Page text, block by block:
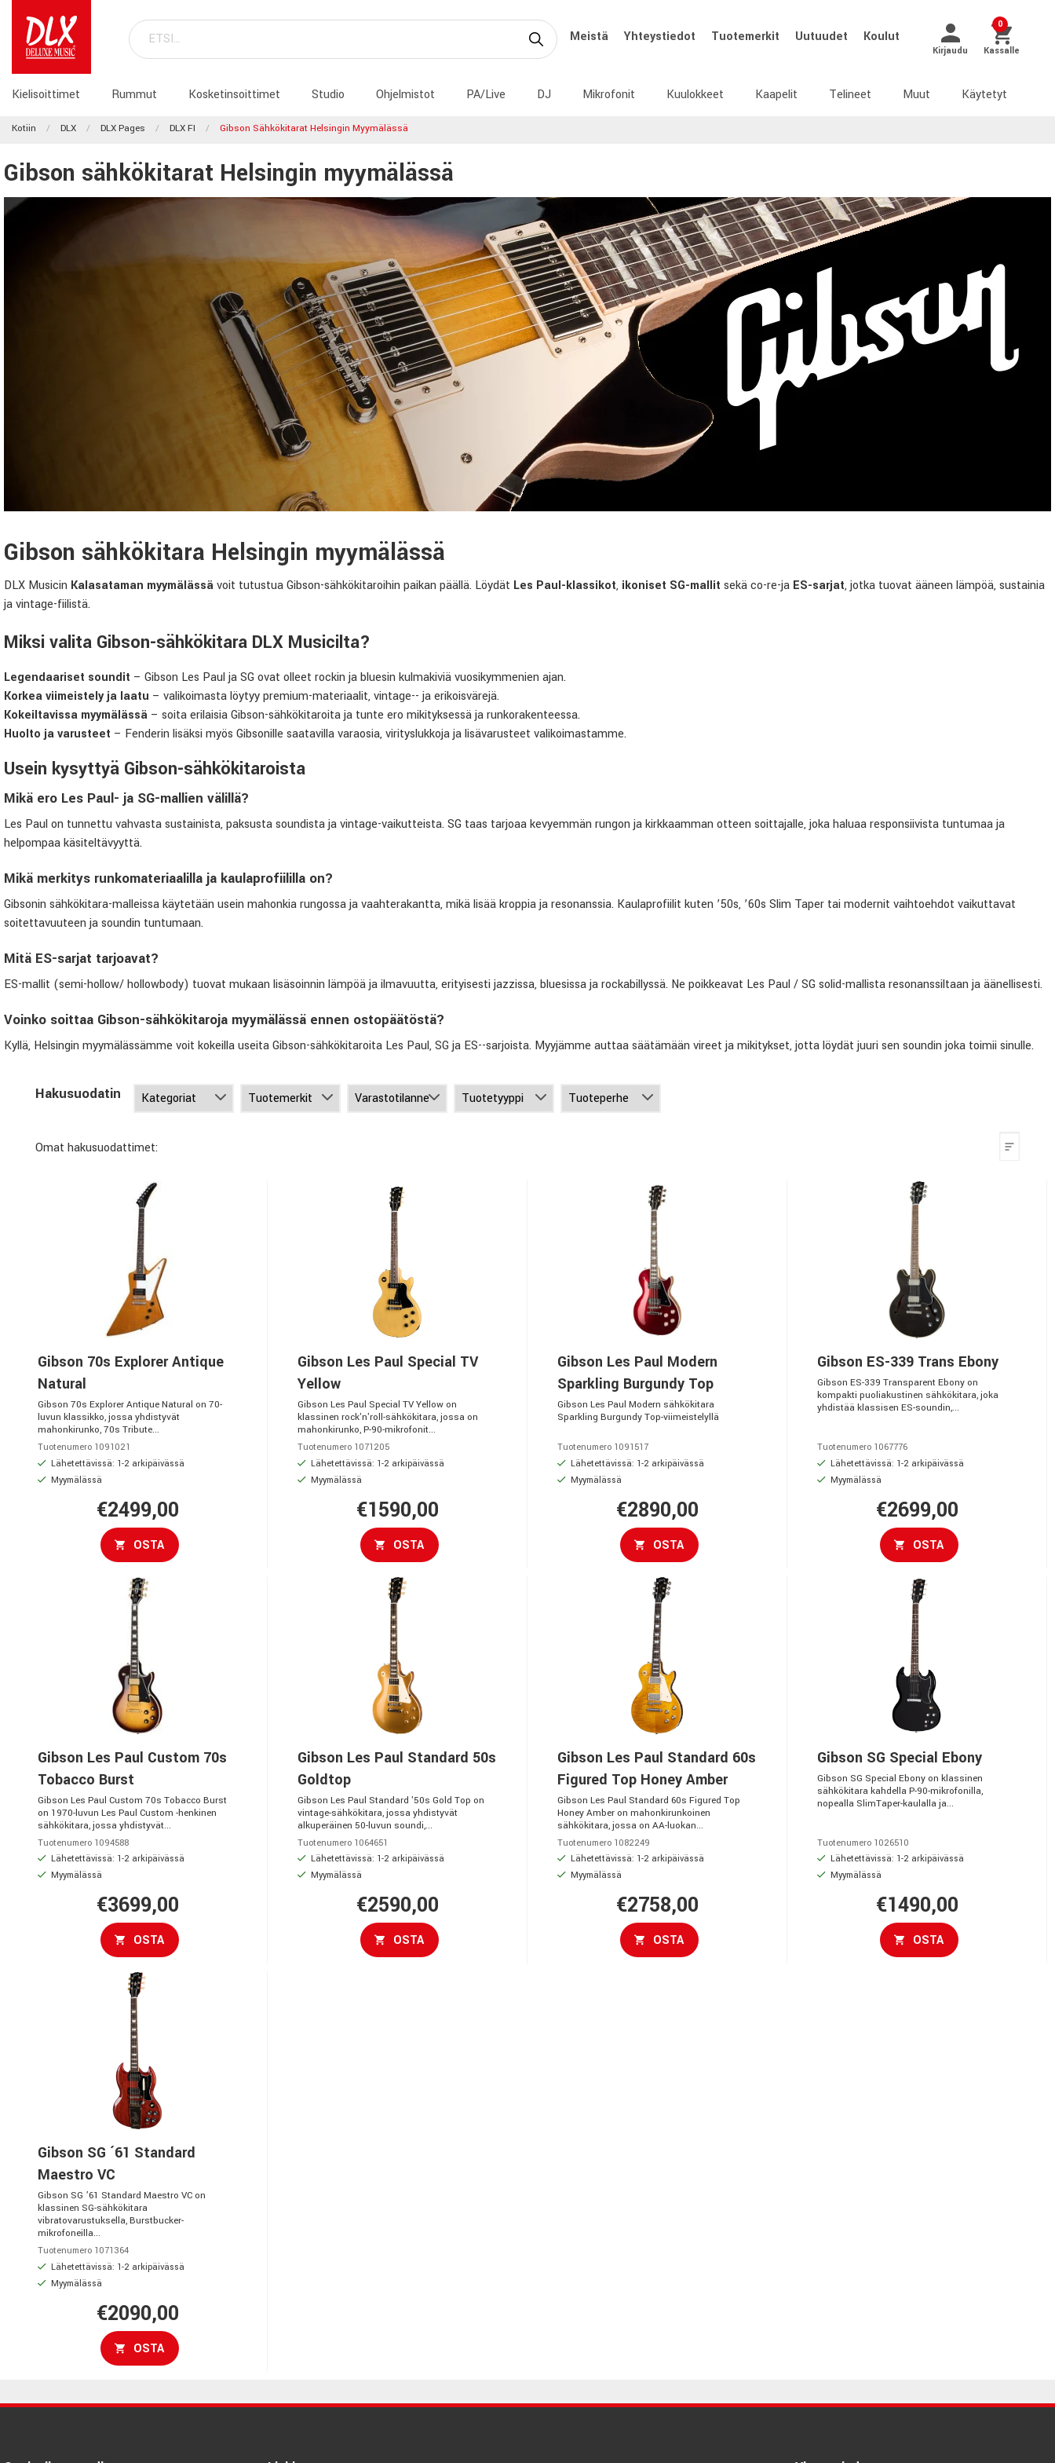
Meistä Yhteystiedot Tuotemerkit Uutuudet Koulut
Kirjaudu
0
Kassalle
Kielisoittimet Rummut Kosketinsoittimet Studio Ohjelmistot PA/Live DJ Mikrofonit Kuulokkeet Kaapelit Telineet Muut Käytetyt
Kotiin DLX DLX Pages DLX FI Gibson Sähkökitarat Helsingin Myymälässä
Gibson sähkökitarat Helsingin myymälässä
Gibson sähkökitara Helsingin myymälässä
DLX Musicin Kalasataman myymälässävoit tutustua Gibson-sähkökitaroihin paikan päällä. Löydät Les Paul-klassikot, ikoniset SG-mallit sekä co-re-ja ES-sarjat, jotka tuovat ääneen lämpöä, sustainia
ja vintage-fiilistä.
Miksi valita Gibson-sähkökitara DLX Musicilta?
Legendaariset soundit – Gibson Les Paul ja SG ovat olleet rockin ja bluesin kulmakiviä vuosikymmenien ajan.
Korkea viimeistely ja laatu – valikoimasta löytyy premium-materiaalit, vintage-- ja erikoisvärejä.
Kokeiltavissa myymälässä – soita erilaisia Gibson-sähkökitaroita ja tunte ero mikityksessä ja runkorakenteessa.
Huolto ja varusteet – Fenderin lisäksi myös Gibsonille saatavilla varaosia, virityslukkoja ja lisävarusteet valikoimastamme.
Usein kysyttyä Gibson-sähkökitaroista
Mikä ero Les Paul- ja SG-mallien välillä?
Les Paul on tunnettu vahvasta sustainista, paksusta soundista ja vintage-vaikutteista. SG taas tarjoaa kevyemmän rungon ja kirkkaamman otteen soittajalle, joka haluaa responsiivista tuntumaa ja
helpompaa käsiteltävyyttä.
Mikä merkitys runkomateriaalilla ja kaulaprofiililla on?
Gibsonin sähkökitara-malleissa käytetään usein mahonkia rungossa ja vaahterakantta, mikä lisää kroppia ja resonanssia. Kaulaprofiilit kuten ’50s, ’60s Slim Taper tai modernit vaihtoehdot vaikuttavat
soitettavuuteen ja soundin tuntumaan.
Mitä ES-sarjat tarjoavat?
ES-mallit (semi-hollow/ hollowbody) tuovat mukaan lisäsoinnin lämpöä ja ilmavuutta, erityisesti jazzissa, bluesissa ja rockabillyssä. Ne poikkeavat Les Paul / SG solid-mallista resonanssiltaan ja äänellisesti.
Voinko soittaa Gibson-sähkökitaroja myymälässä ennen ostopäätöstä?
Kyllä, Helsingin myymälässämme voit kokeilla useita Gibson-sähkökitaroita Les Paul, SG ja ES--sarjoista. Myyjämme auttaa säätämään vireet ja mikitykset, jotta löydät juuri sen soundin joka toimii sinulle.
Hakusuodatin
Omat hakusuodattimet:
Gibson 70s Explorer Antique
Natural
Gibson 70s Explorer Antique Natural on 70-
luvun klassikko, jossa yhdistyvät
mahonkirunko, 70s Tribute...
Tuotenumero 1091021
Lähetettävissä: 1-2 arkipäivässä
Myymälässä
€2499,00
OSTA
Gibson Les Paul Special TV
Yellow
Gibson Les Paul Special TV Yellow on
klassinen rock'n'roll-sähkökitara, jossa on
mahonkirunko, P-90-mikrofonit...
Tuotenumero 1071205
Lähetettävissä: 1-2 arkipäivässä
Myymälässä
€1590,00
OSTA
Gibson Les Paul Modern
Sparkling Burgundy Top
Gibson Les Paul Modern sähkökitara
Sparkling Burgundy Top-viimeistelyllä
Tuotenumero 1091517
Lähetettävissä: 1-2 arkipäivässä
Myymälässä
€2890,00
OSTA
Gibson ES-339 Trans Ebony
Gibson ES-339 Transparent Ebony on
kompakti puoliakustinen sähkökitara, joka
yhdistää klassisen ES-soundin,...
Tuotenumero 1067776
Lähetettävissä: 1-2 arkipäivässä
Myymälässä
€2699,00
OSTA
Gibson Les Paul Custom 70s
Tobacco Burst
Gibson Les Paul Custom 70s Tobacco Burst
on 1970-luvun Les Paul Custom -henkinen
sähkökitara, jossa yhdistyvät...
Tuotenumero 1094588
Lähetettävissä: 1-2 arkipäivässä
Myymälässä
€3699,00
OSTA
Gibson Les Paul Standard 50s
Goldtop
Gibson Les Paul Standard '50s Gold Top on
vintage-sähkökitara, jossa yhdistyvät
alkuperäinen 50-luvun soundi,...
Tuotenumero 1064651
Lähetettävissä: 1-2 arkipäivässä
Myymälässä
€2590,00
OSTA
Gibson Les Paul Standard 60s
Figured Top Honey Amber
Gibson Les Paul Standard 60s Figured Top
Honey Amber on mahonkirunkoinen
sähkökitara, jossa on AA-luokan...
Tuotenumero 1082249
Lähetettävissä: 1-2 arkipäivässä
Myymälässä
€2758,00
OSTA
Gibson SG Special Ebony
Gibson SG Special Ebony on klassinen
sähkökitara kahdella P-90-mikrofonilla,
nopealla SlimTaper-kaulalla ja...
Tuotenumero 1026510
Lähetettävissä: 1-2 arkipäivässä
Myymälässä
€1490,00
OSTA
Gibson SG ´61 Standard
Maestro VC
Gibson SG ’61 Standard Maestro VC on
klassinen SG-sähkökitara
vibratovarustuksella, Burstbucker-
mikrofoneilla...
Tuotenumero 1071364
Lähetettävissä: 1-2 arkipäivässä
Myymälässä
€2090,00
OSTA